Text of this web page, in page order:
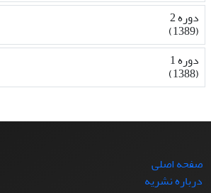
دوره 2
(1389)
دوره 1
(1388)
صفحه اصلی
درباره نشریه